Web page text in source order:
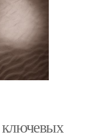
ключевых